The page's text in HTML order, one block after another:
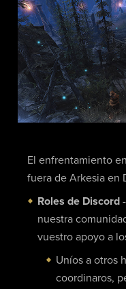
El enfrentamiento
fuera de Arkesia en
Roles de Discord
nuestra
vuestro apoyo a
Uníos a otros
coordinaros,